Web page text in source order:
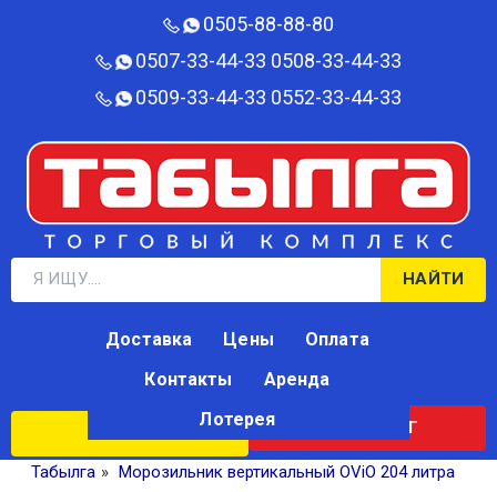
0505-88-88-80‬
0507-33-44-33 0508-33-44-33
0509-33-44-33 0552-33-44-33
НАЙТИ
КАТАЛОГ
Доставка Цены
Оплата
Контакты
Аренда
Лотерея
Табылга » Морозильник вертикальный OViO 204 литра